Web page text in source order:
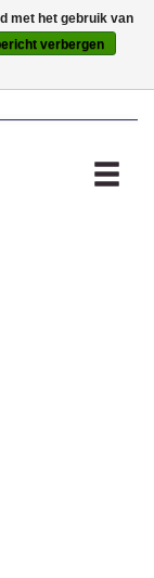
MIJN ACCOUNT
met het gebruik van
verbergen